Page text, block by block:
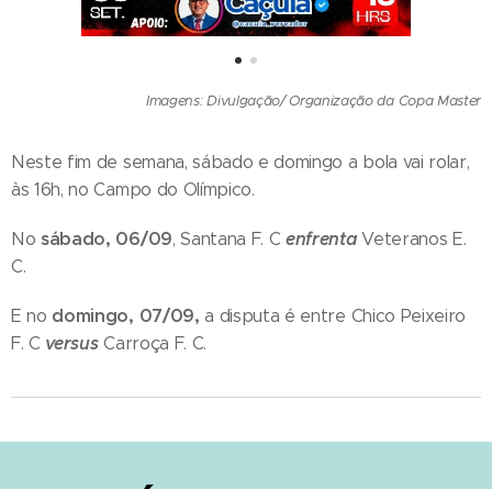
Imagens: Divulgação/ Organização da Copa Master
Neste fim de semana, sábado e domingo a bola vai rolar,
às 16h, no Campo do Olímpico.
Nosábado, 06/09, Santana F. Cenfrenta Veteranos E.
C.
E no domingo, 07/09, a disputa é entre Chico Peixeiro
F. C versus Carroça F. C.